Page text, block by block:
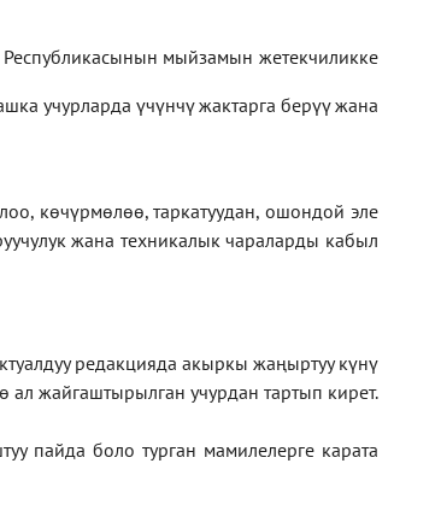
мыйзамын жетекчиликке
учурларда үчүнчү жактарга берүү жана
көчүрмөлөө, таркатуудан, ошондой эле
жана техникалык чараларды кабыл
редакцияда акыркы жаңыртуу күнү
жайгаштырылган учурдан тартып кирет.
пайда боло турган мамилелерге карата